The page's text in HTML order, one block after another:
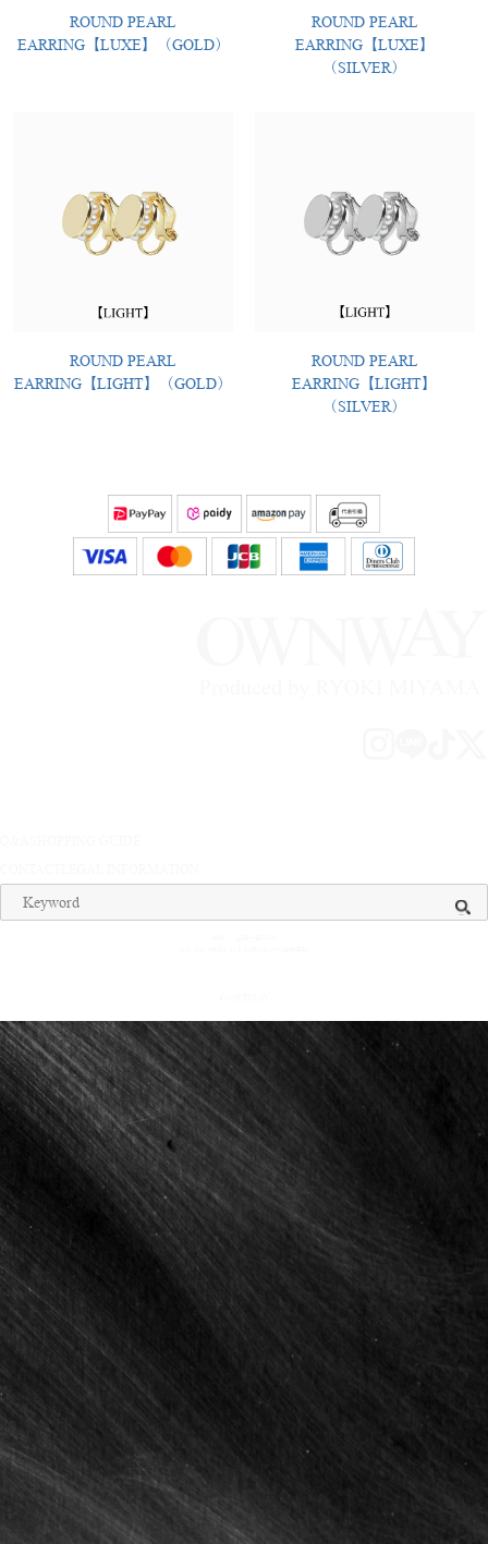
ROUND PEARL
EARRING【LUXE】（GOLD）
ROUND PEARL
EARRING【LUXE】
（SILVER）
ROUND PEARL
EARRING【LIGHT】（GOLD）
ROUND PEARL
EARRING【LIGHT】
（SILVER）